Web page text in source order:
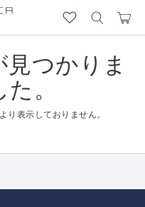
つかりま
。
り表示しておりません。